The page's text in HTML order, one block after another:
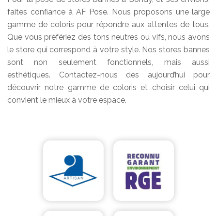
faites confiance à AF Pose. Nous proposons une large
gamme de coloris pour répondre aux attentes de tous.
Que vous préfériez des tons neutres ou vifs, nous avons
le store qui correspond à votre style. Nos stores bannes
sont non seulement fonctionnels, mais aussi
esthétiques. Contactez-nous dès aujourd’hui pour
découvrir notre gamme de coloris et choisir celui qui
convient le mieux à votre espace.